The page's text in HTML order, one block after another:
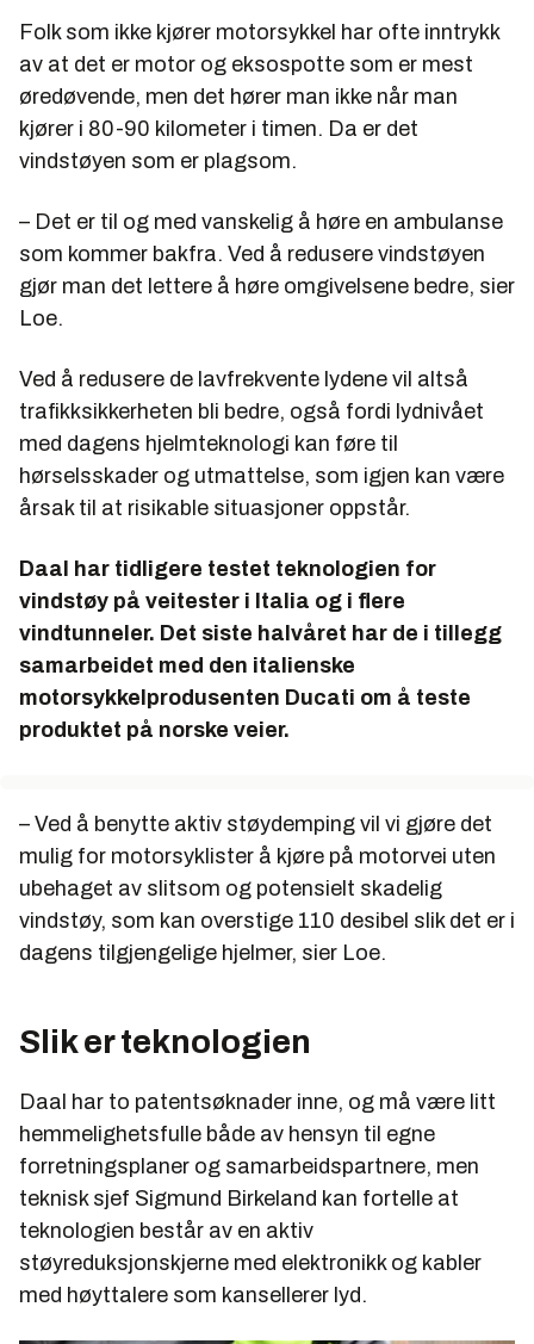
Folk som ikke kjører motorsykkel har ofte inntrykk
av at det er motor og eksospotte som er mest
øredøvende, men det hører man ikke når man
kjører i 80-90 kilometer i timen. Da er det
vindstøyen som er plagsom.
– Det er til og med vanskelig å høre en ambulanse
som kommer bakfra. Ved å redusere vindstøyen
gjør man det lettere å høre omgivelsene bedre, sier
Loe.
Ved å redusere de lavfrekvente lydene vil altså
trafikksikkerheten bli bedre, også fordi lydnivået
med dagens hjelmteknologi kan føre til
hørselsskader og utmattelse, som igjen kan være
årsak til at risikable situasjoner oppstår.
Daal har tidligere testet teknologien for
vindstøy på veitester i Italia og i flere
vindtunneler. Det siste halvåret har de i tillegg
samarbeidet med den italienske
motorsykkelprodusenten Ducati om å teste
produktet på norske veier.
– Ved å benytte aktiv støydemping vil vi gjøre det
mulig for motorsyklister å kjøre på motorvei uten
ubehaget av slitsom og potensielt skadelig
vindstøy, som kan overstige 110 desibel slik det er i
dagens tilgjengelige hjelmer, sier Loe.
Slik er teknologien
Daal har to patentsøknader inne, og må være litt
hemmelighetsfulle både av hensyn til egne
forretningsplaner og samarbeidspartnere, men
teknisk sjef Sigmund Birkeland kan fortelle at
teknologien består av en aktiv
støyreduksjonskjerne med elektronikk og kabler
med høyttalere som kansellerer lyd.